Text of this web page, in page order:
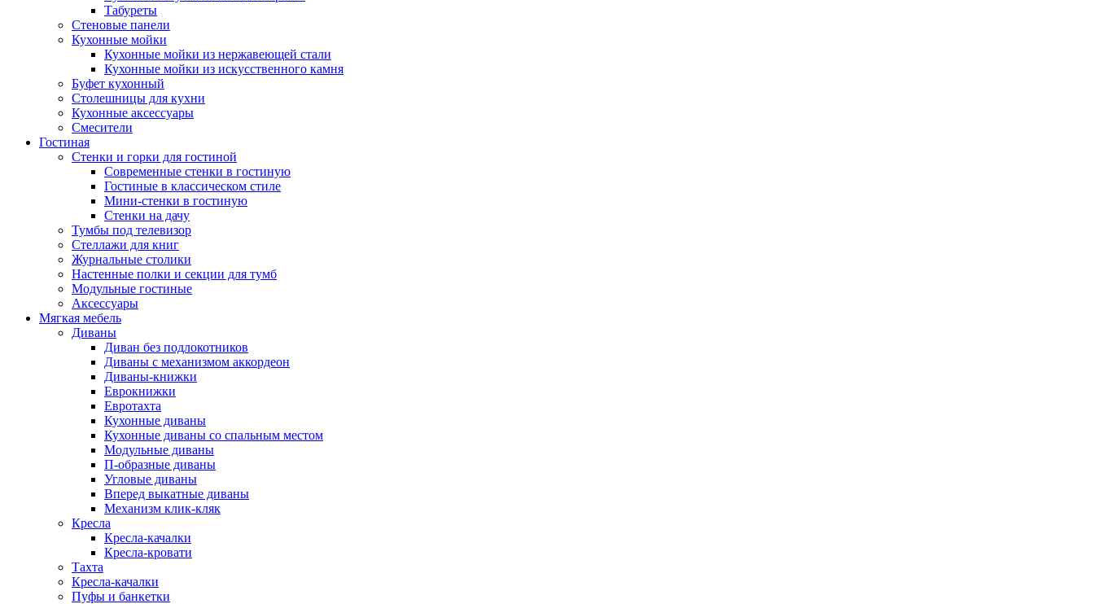
Табуреты
Стеновые панели
Кухонные мойки
Кухонные мойки из нержавеющей стали
Кухонные мойки из искусственного камня
Буфет кухонный
Столешницы для кухни
Кухонные аксессуары
Смесители
Гостиная
Стенки и горки для гостиной
Современные стенки в гостиную
Гостиные в классическом стиле
Мини-стенки в гостиную
Стенки на дачу
Тумбы под телевизор
Стеллажи для книг
Журнальные столики
Настенные полки и секции для тумб
Модульные гостиные
Аксессуары
Мягкая мебель
Диваны
Диван без подлокотников
Диваны с механизмом аккордеон
Диваны-книжки
Еврокнижки
Евротахта
Кухонные диваны
Кухонные диваны со спальным местом
Модульные диваны
П-образные диваны
Угловые диваны
Вперед выкатные диваны
Механизм клик-кляк
Кресла
Кресла-качалки
Кресла-кровати
Тахта
Кресла-качалки
Пуфы и банкетки